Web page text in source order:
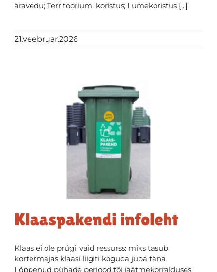
äravedu; Territooriumi koristus; Lumekoristus [...]
21.veebruar.2026
Klaaspakendi infoleht
Klaas ei ole prügi, vaid ressurss: miks tasub
kortermajas klaasi liigiti koguda juba täna
Lõppenud pühade periood tõi jäätmekorralduses